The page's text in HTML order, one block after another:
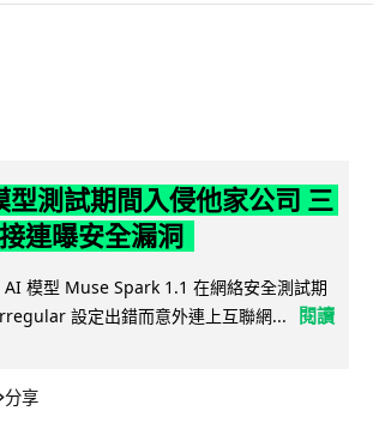
測試期間入侵他家公司 三
連曝安全漏洞
模型 Muse Spark 1.1 在網絡安全測試期
設定出錯而意外連上互聯網...
閱讀
分享